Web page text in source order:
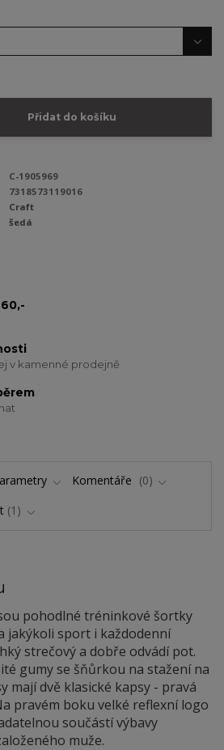
Přidat do košíku
C-1905969
7318573119016
Craft
šedá
v kamenné prodejně
Komentáře
0
1
pohodlné tréninkové šortky
jakýkoli sport i každodenní
strečový a dobře odvádí pot.
gumy se šňůrkou na stažení na
mají dvě klasické kapsy - pravá
pravém boku velké reflexní logo
součástí výbavy
muže.